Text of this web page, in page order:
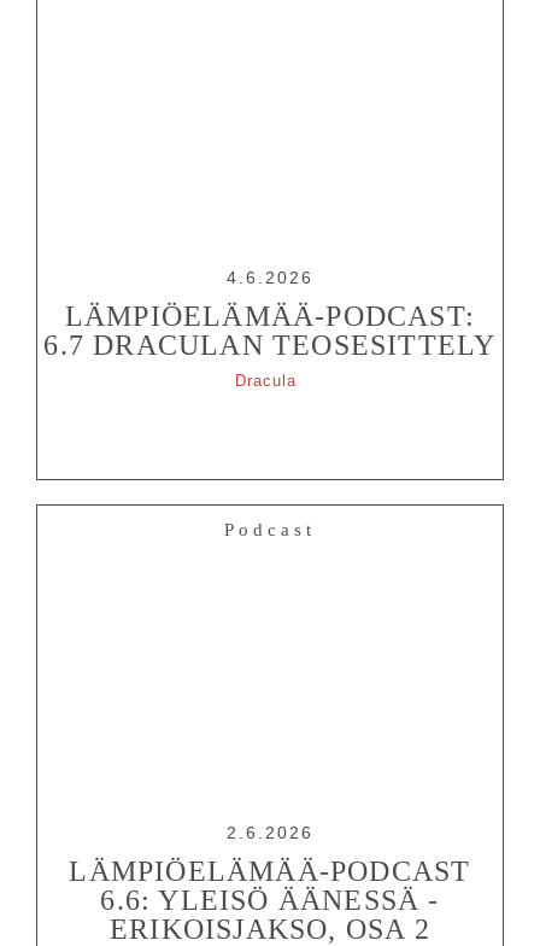
4.6.2026
LÄMPIÖELÄMÄÄ-PODCAST:
6.7 DRACULAN TEOSESITTELY
Dracula
Podcast
2.6.2026
LÄMPIÖELÄMÄÄ-PODCAST
6.6: YLEISÖ ÄÄNESSÄ -
ERIKOISJAKSO, OSA 2